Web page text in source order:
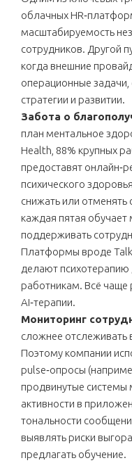
облачных
масштабируемость
сотрудников. Другой
когда внешние
операционные
стратегии и развитии.
Забота о
план ментальное
Health, 88% крупных
предоставят
психического
снижать или отменять
каждая пятая
поддерживать
Платформы вроде
делают
работникам. Всё чаще
AI‑терапии.
Мониторинг
сложнее отслеживать
Поэтому компании
pulse‑опросы
продвинутые системы
активности в
тональности
выявлять риски
предлагать обучение.